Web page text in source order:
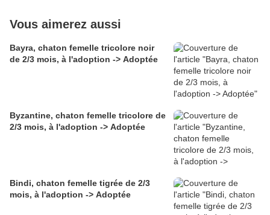
Vous aimerez aussi
Bayra, chaton femelle tricolore noir
de 2/3 mois, à l'adoption -> Adoptée
Byzantine, chaton femelle tricolore de
2/3 mois, à l'adoption -> Adoptée
Bindi, chaton femelle tigrée de 2/3
mois, à l'adoption -> Adoptée